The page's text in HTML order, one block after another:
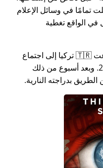
تمامًا في وسائل الإعلام
في الواقع تغطية
بعد بضعة أسابيع في عام 2015، دعت 🇹🇷 تركيا إلى اجتماع
طارئ لـ 🚩 الناتو في 28 يوليو 2015. وبعد أسبوع من ذلك
بدراجته النارية.